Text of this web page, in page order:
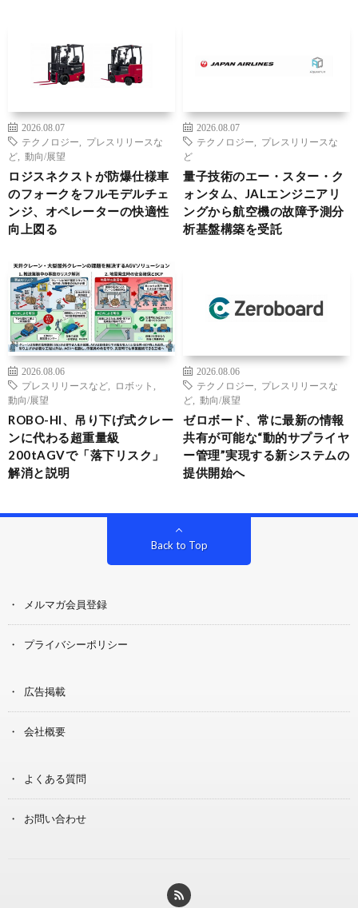
2026.08.07
テクノロジー
プレスリリースな
ど
動向/展望
ロジスネクストが防爆仕様車
のフォークをフルモデルチェ
ンジ、オペレーターの快適性
向上図る
2026.08.07
テクノロジー
プレスリリースな
ど
量子技術のエー・スター・ク
ォンタム、JALエンジニアリ
ングから航空機の故障予測分
析基盤構築を受託
2026.08.06
プレスリリースなど
ロボット
動向/展望
ROBO-HI、吊り下げ式クレー
ンに代わる超重量級
200tAGVで「落下リスク」
解消と説明
2026.08.06
テクノロジー
プレスリリースな
ど
動向/展望
ゼロボード、常に最新の情報
共有が可能な“動的サプライヤ
ー管理”実現する新システムの
提供開始へ
Back to Top
メルマガ会員登録
プライバシーポリシー
広告掲載
会社概要
よくある質問
お問い合わせ